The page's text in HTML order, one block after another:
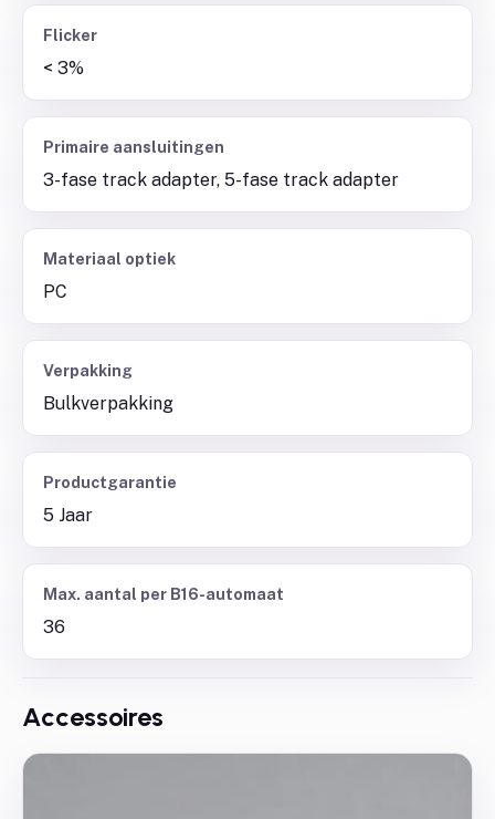
Flicker
< 3%
Primaire aansluitingen
3-fase track adapter, 5-fase track adapter
Materiaal optiek
PC
Verpakking
Bulkverpakking
Productgarantie
5 Jaar
Max. aantal per B16-automaat
36
Accessoires